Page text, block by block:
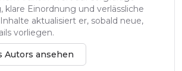
klare Einordnung und verlässliche
aktualisiert er, sobald neue,
vorliegen.
Autors ansehen